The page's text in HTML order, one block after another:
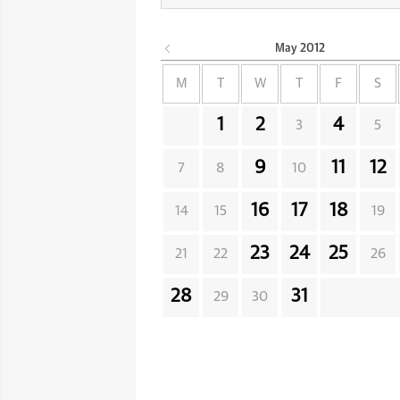
May 2012
M W F S
1 2 3 4 5
7 8 9 10 11 12
14 15 16 17 18 19
21 22 23 24 25 26
28 29 30 31